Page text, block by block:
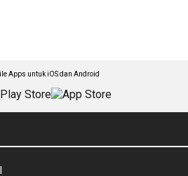
Apps untuk iOS dan Android